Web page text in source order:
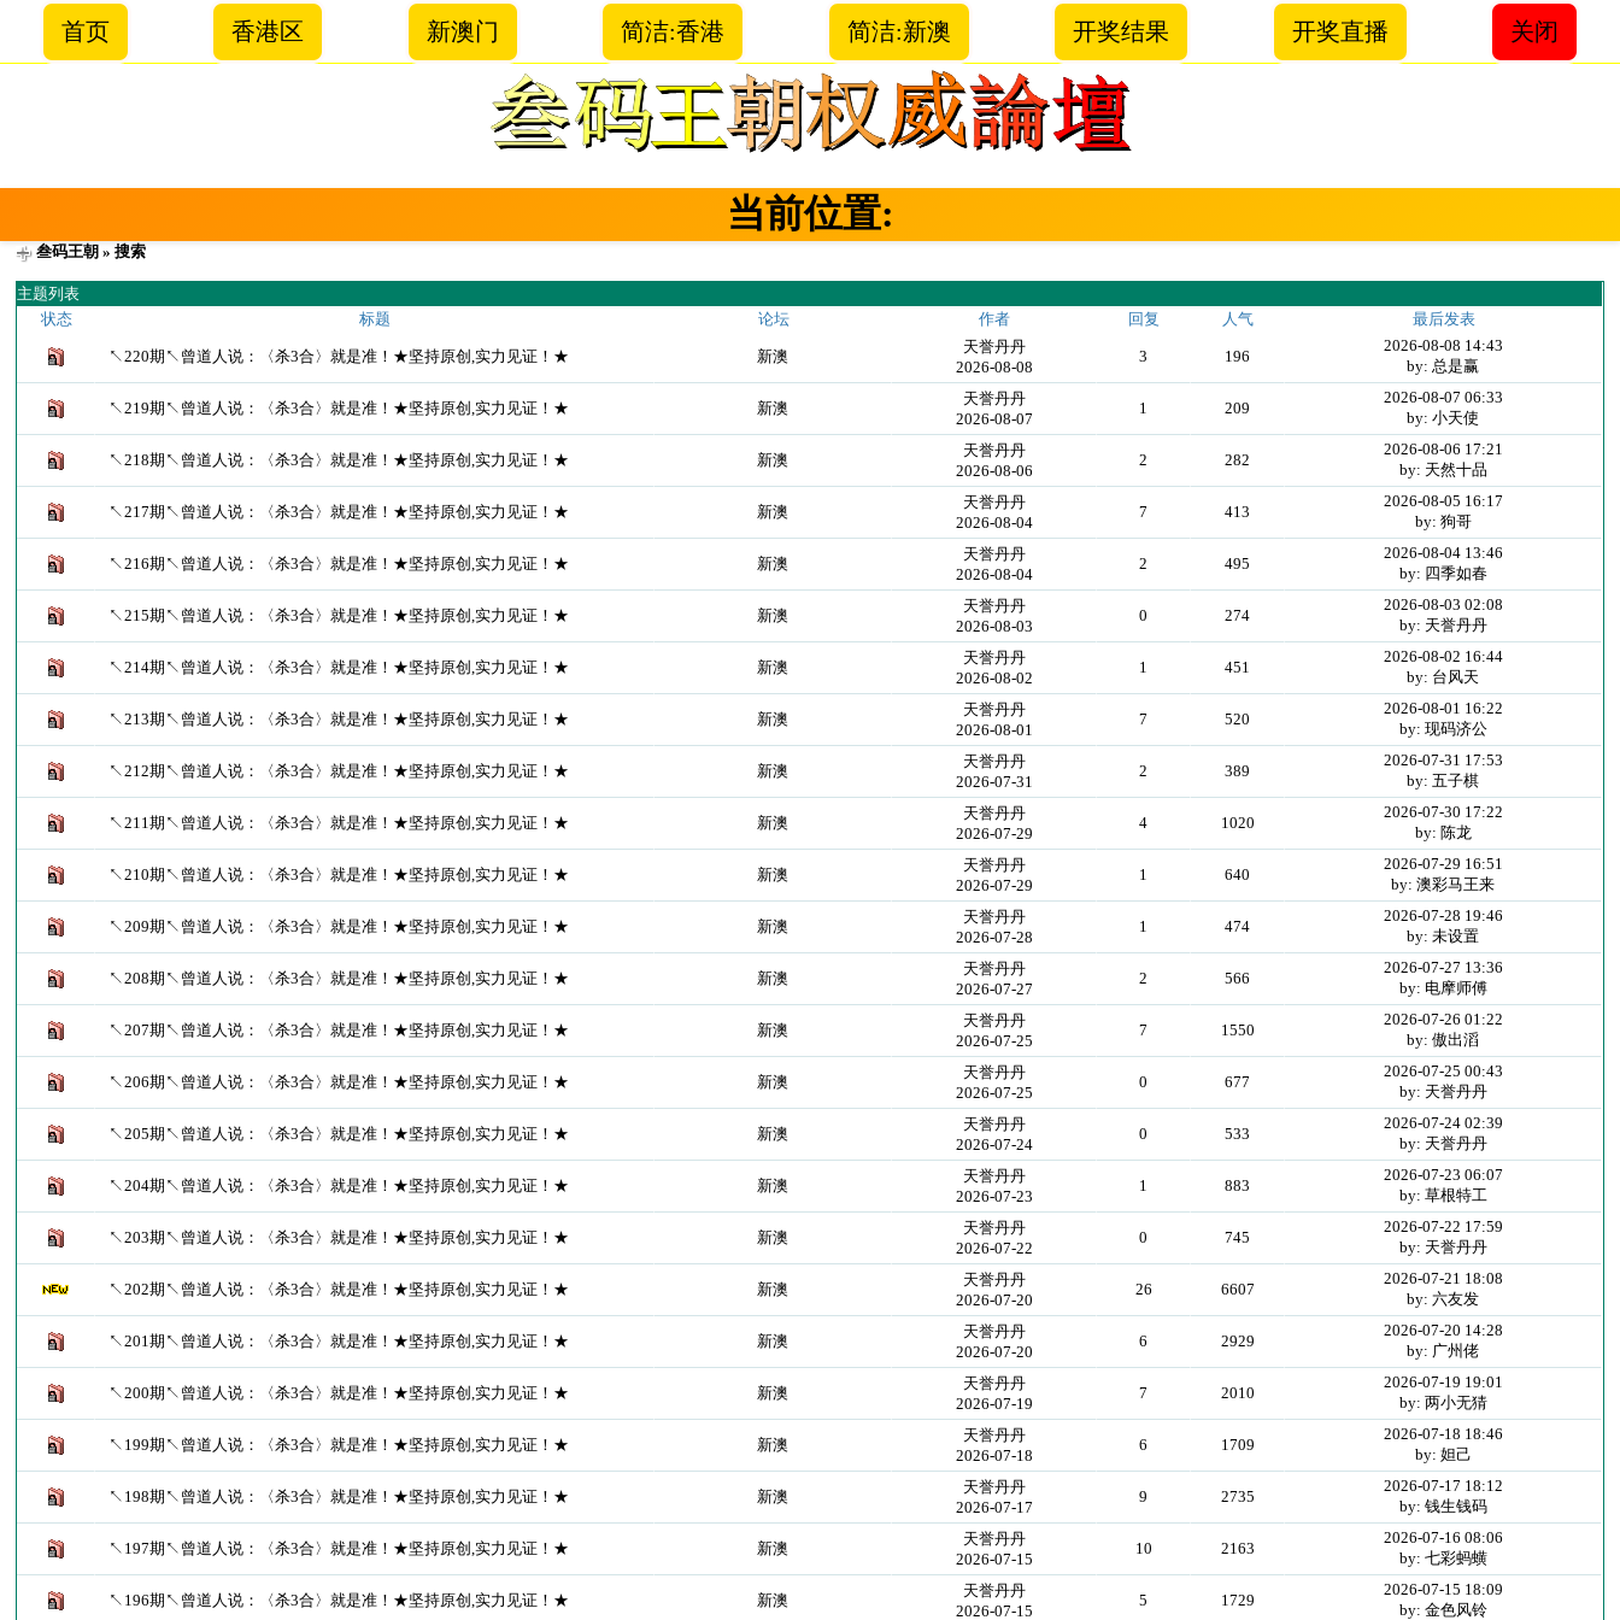
首页 香港区 新澳门 简洁:香港 简洁:新澳 开奖结果 开奖直播 关闭
当前位置:
叁码王朝 » 搜索
主题列表
状态
标题 论坛 作者 回复 人气 最后发表
↖220期↖曾道人说：〈杀3合〉就是准！★坚持原创,实力见证！★ 新澳
天誉丹丹
2026-08-08
3 196
2026-08-08 14:43
by: 总是赢
↖219期↖曾道人说：〈杀3合〉就是准！★坚持原创,实力见证！★ 新澳
天誉丹丹
2026-08-07
1 209
2026-08-07 06:33
by: 小天使
↖218期↖曾道人说：〈杀3合〉就是准！★坚持原创,实力见证！★ 新澳
天誉丹丹
2026-08-06
2 282
2026-08-06 17:21
by: 天然十品
↖217期↖曾道人说：〈杀3合〉就是准！★坚持原创,实力见证！★ 新澳
天誉丹丹
2026-08-04
7 413
2026-08-05 16:17
by: 狗哥
↖216期↖曾道人说：〈杀3合〉就是准！★坚持原创,实力见证！★ 新澳
天誉丹丹
2026-08-04
2 495
2026-08-04 13:46
by: 四季如春
↖215期↖曾道人说：〈杀3合〉就是准！★坚持原创,实力见证！★ 新澳
天誉丹丹
2026-08-03
0 274
2026-08-03 02:08
by: 天誉丹丹
↖214期↖曾道人说：〈杀3合〉就是准！★坚持原创,实力见证！★ 新澳
天誉丹丹
2026-08-02
1 451
2026-08-02 16:44
by: 台风天
↖213期↖曾道人说：〈杀3合〉就是准！★坚持原创,实力见证！★ 新澳
天誉丹丹
2026-08-01
7 520
2026-08-01 16:22
by: 现码济公
↖212期↖曾道人说：〈杀3合〉就是准！★坚持原创,实力见证！★ 新澳
天誉丹丹
2026-07-31
2 389
2026-07-31 17:53
by: 五子棋
↖211期↖曾道人说：〈杀3合〉就是准！★坚持原创,实力见证！★ 新澳
天誉丹丹
2026-07-29
4 1020
2026-07-30 17:22
by: 陈龙
↖210期↖曾道人说：〈杀3合〉就是准！★坚持原创,实力见证！★ 新澳
天誉丹丹
2026-07-29
1 640
2026-07-29 16:51
by: 澳彩马王来
↖209期↖曾道人说：〈杀3合〉就是准！★坚持原创,实力见证！★ 新澳
天誉丹丹
2026-07-28
1 474
2026-07-28 19:46
by: 未设置
↖208期↖曾道人说：〈杀3合〉就是准！★坚持原创,实力见证！★ 新澳
天誉丹丹
2026-07-27
2 566
2026-07-27 13:36
by: 电摩师傅
↖207期↖曾道人说：〈杀3合〉就是准！★坚持原创,实力见证！★ 新澳
天誉丹丹
2026-07-25
7 1550
2026-07-26 01:22
by: 傲出滔
↖206期↖曾道人说：〈杀3合〉就是准！★坚持原创,实力见证！★ 新澳
天誉丹丹
2026-07-25
0 677
2026-07-25 00:43
by: 天誉丹丹
↖205期↖曾道人说：〈杀3合〉就是准！★坚持原创,实力见证！★ 新澳
天誉丹丹
2026-07-24
0 533
2026-07-24 02:39
by: 天誉丹丹
↖204期↖曾道人说：〈杀3合〉就是准！★坚持原创,实力见证！★ 新澳
天誉丹丹
2026-07-23
1 883
2026-07-23 06:07
by: 草根特工
↖203期↖曾道人说：〈杀3合〉就是准！★坚持原创,实力见证！★ 新澳
天誉丹丹
2026-07-22
0 745
2026-07-22 17:59
by: 天誉丹丹
↖202期↖曾道人说：〈杀3合〉就是准！★坚持原创,实力见证！★ 新澳
天誉丹丹
2026-07-20
26 6607
2026-07-21 18:08
by: 六友发
↖201期↖曾道人说：〈杀3合〉就是准！★坚持原创,实力见证！★ 新澳
天誉丹丹
2026-07-20
6 2929
2026-07-20 14:28
by: 广州佬
↖200期↖曾道人说：〈杀3合〉就是准！★坚持原创,实力见证！★ 新澳
天誉丹丹
2026-07-19
7 2010
2026-07-19 19:01
by: 两小无猜
↖199期↖曾道人说：〈杀3合〉就是准！★坚持原创,实力见证！★ 新澳
天誉丹丹
2026-07-18
6 1709
2026-07-18 18:46
by: 妲己
↖198期↖曾道人说：〈杀3合〉就是准！★坚持原创,实力见证！★ 新澳
天誉丹丹
2026-07-17
9 2735
2026-07-17 18:12
by: 钱生钱码
↖197期↖曾道人说：〈杀3合〉就是准！★坚持原创,实力见证！★ 新澳
天誉丹丹
2026-07-15
10 2163
2026-07-16 08:06
by: 七彩蚂蟥
↖196期↖曾道人说：〈杀3合〉就是准！★坚持原创,实力见证！★ 新澳
天誉丹丹
2026-07-15
5 1729
2026-07-15 18:09
by: 金色风铃